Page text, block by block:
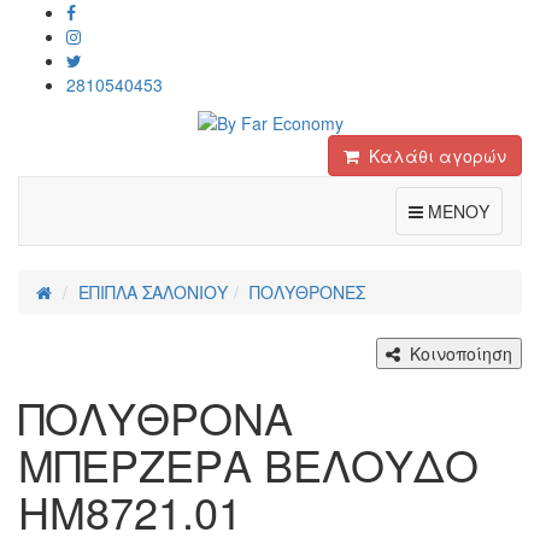
2810540453
Καλάθι αγορών
ΜΕΝΟΥ
ΕΠΙΠΛΑ ΣΑΛΟΝΙΟΥ ΠΟΛΥΘΡΟΝΕΣ
Κοινοποίηση
ΠΟΛΥΘΡΟΝΑ
ΜΠΕΡΖΕΡΑ ΒΕΛΟΥΔΟ
HM8721.01